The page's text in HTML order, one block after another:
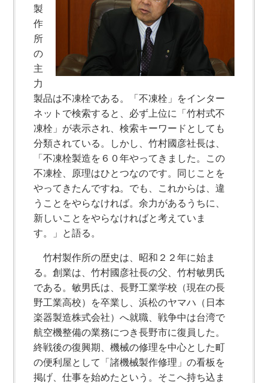
製
作
所
の
主
力
製品は不凍栓である。「不凍栓」をインター
ネットで検索すると、必ず上位に「竹村式不
凍栓」が表示され、検索キーワードとしても
分類されている。しかし、竹村國彦社長は、
「不凍栓製造を６０年やってきました。この
不凍栓、原理はひとつなのです。同じことを
やってきたんですね。でも、これからは、違
うことをやらなければ。余力があるうちに、
新しいことをやらなければと考えていま
す。」と語る。
竹村製作所の歴史は、昭和２２年に始ま
る。創業は、竹村國彦社長の父、竹村敏男氏
である。敏男氏は、長野工業学校（現在の長
野工業高校）を卒業し、浜松のヤマハ（日本
楽器製造株式会社）へ就職、戦争中は台湾で
航空機整備の業務につき長野市に復員した。
終戦後の復興期、機械の修理を中心とした町
の便利屋として「諸機械製作修理」の看板を
掲げ、仕事を始めたという。そこへ持ち込ま